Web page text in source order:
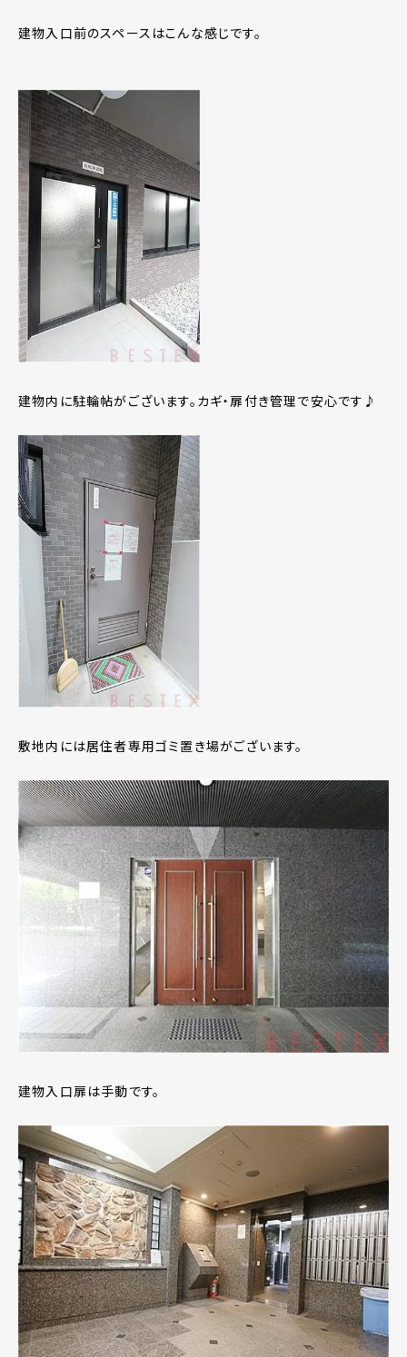
建物入口前のスペースはこんな感じです。
建物内に駐輪帖がございます。カギ・扉付き管理で安心です♪
敷地内には居住者専用ゴミ置き場がございます。
建物入口扉は手動です。